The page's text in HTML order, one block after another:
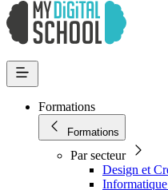
Formations
Formations
Par secteur
Design et